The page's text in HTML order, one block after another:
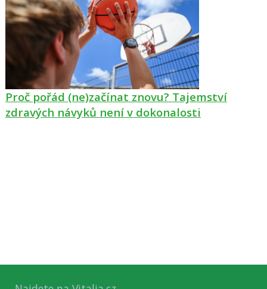
Proč pořád (ne)začínat znovu? Tajemství
zdravých návyků není v dokonalosti